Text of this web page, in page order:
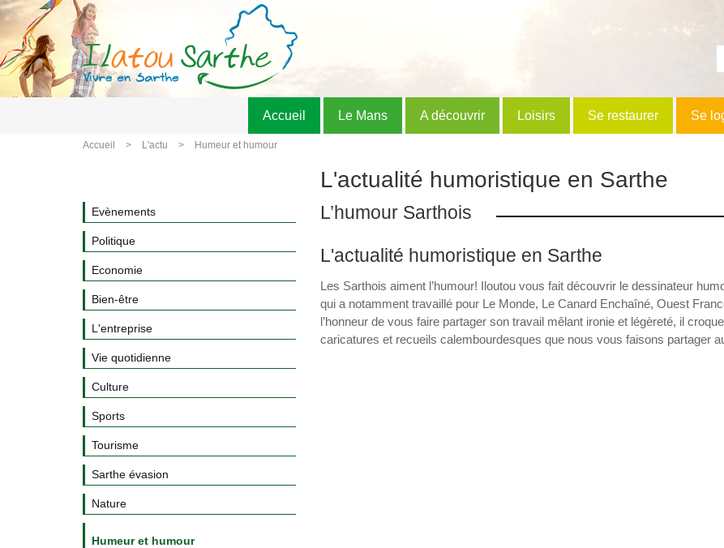
Accueil Le Mans A découvrir Loisirs Se restaurer Se
Accueil L'actu Humeur et humour
L'actualité humoristique en Sarthe
L’humour Sarthois
L'actualité humoristique en Sarthe
Les Sarthois aiment l’humour! Iloutou vous fait découvrir le dessinateur
qui a notamment travaillé pour Le Monde, Le Canard Enchaîné, Ouest
l’honneur de vous faire partager son travail mêlant ironie et légèreté, il
caricatures et recueils calembourdesques que nous vous faisons partager
Evènements
Politique
Economie
Bien-être
L'entreprise
Vie quotidienne
Culture
Sports
Tourisme
Sarthe évasion
Nature
Humeur et humour